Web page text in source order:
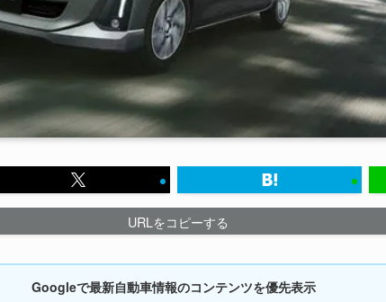
URLをコピーする
Googleで最新自動車情報のコンテンツを優先表示